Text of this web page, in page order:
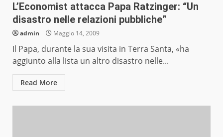
L’Economist attacca Papa Ratzinger: “Un
disastro nelle relazioni pubbliche”
admin Maggio 14, 2009
Il Papa, durante la sua visita in Terra Santa, «ha
aggiunto alla lista un altro disastro nelle...
Read More